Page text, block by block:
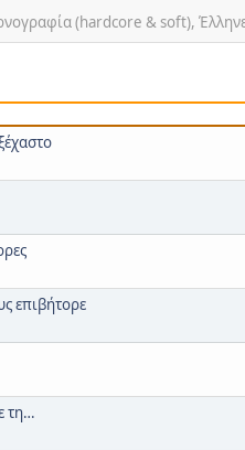
(hardcore & soft),
επιβήτορε
τη…